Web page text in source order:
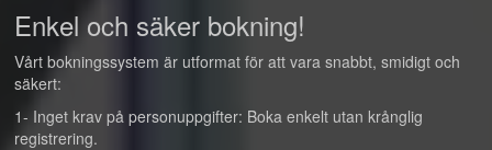
Enkel och säker bokning!
Vårt bokningssystem är utformat för att vara snabbt, smidigt och
säkert:
1- Inget krav på personuppgifter: Boka enkelt utan krånglig
registrering.